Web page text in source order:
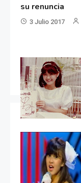
su renuncia
3 Julio 2017